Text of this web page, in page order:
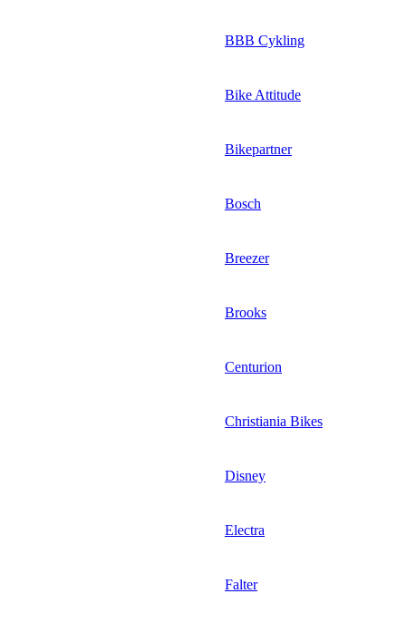
BBB Cykling
Bike Attitude
Bikepartner
Bosch
Breezer
Brooks
Centurion
Christiania Bikes
Disney
Electra
Falter